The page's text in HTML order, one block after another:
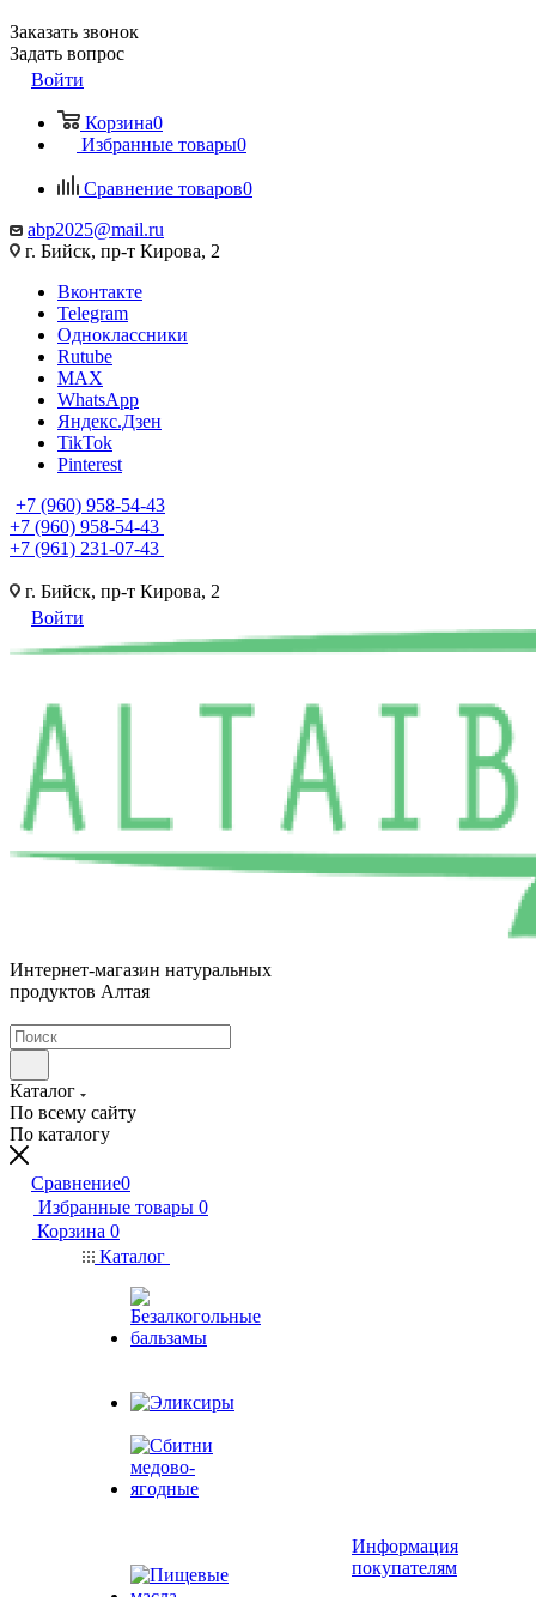
Заказать звонок
Задать вопрос
Войти
Корзина0
Избранные товары0
Сравнение товаров0
abp2025@mail.ru
г. Бийск, пр-т Кирова, 2
Вконтакте
Telegram
Одноклассники
Rutube
MAX
WhatsApp
Яндекс.Дзен
TikTok
Pinterest
+7 (960) 958-54-43
+7 (960) 958-54-43
+7 (961) 231-07-43
г. Бийск, пр-т Кирова, 2
Войти
Интернет-магазин натуральных
продуктов Алтая
Каталог
По всему сайту
По каталогу
Сравнение0
Избранные товары 0
Корзина 0
Каталог
Информация
покупателям